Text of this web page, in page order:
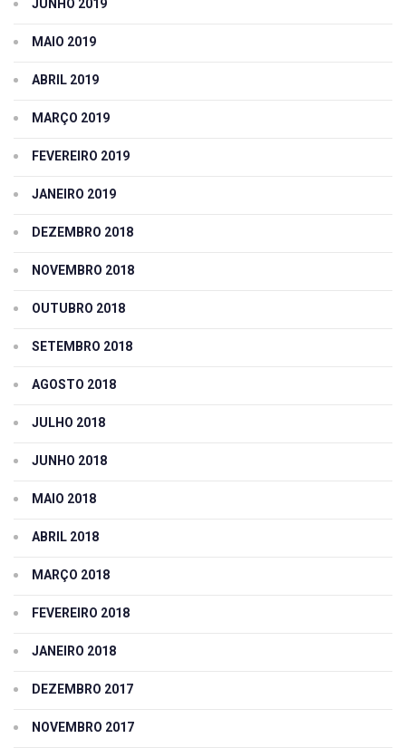
JUNHO 2019
MAIO 2019
ABRIL 2019
MARÇO 2019
FEVEREIRO 2019
JANEIRO 2019
DEZEMBRO 2018
NOVEMBRO 2018
OUTUBRO 2018
SETEMBRO 2018
AGOSTO 2018
JULHO 2018
JUNHO 2018
MAIO 2018
ABRIL 2018
MARÇO 2018
FEVEREIRO 2018
JANEIRO 2018
DEZEMBRO 2017
NOVEMBRO 2017